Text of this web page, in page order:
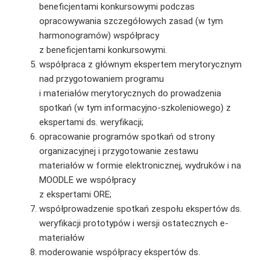
beneficjentami konkursowymi podczas
opracowywania szczegółowych zasad (w tym
harmonogramów) współpracy
z beneficjentami konkursowymi.
współpraca z głównym ekspertem merytorycznym
nad przygotowaniem programu
i materiałów merytorycznych do prowadzenia
spotkań (w tym informacyjno-szkoleniowego) z
ekspertami ds. weryfikacji;
opracowanie programów spotkań od strony
organizacyjnej i przygotowanie zestawu
materiałów w formie elektronicznej, wydruków i na
MOODLE we współpracy
z ekspertami ORE;
współprowadzenie spotkań zespołu ekspertów ds.
weryfikacji prototypów i wersji ostatecznych e-
materiałów
moderowanie współpracy ekspertów ds.